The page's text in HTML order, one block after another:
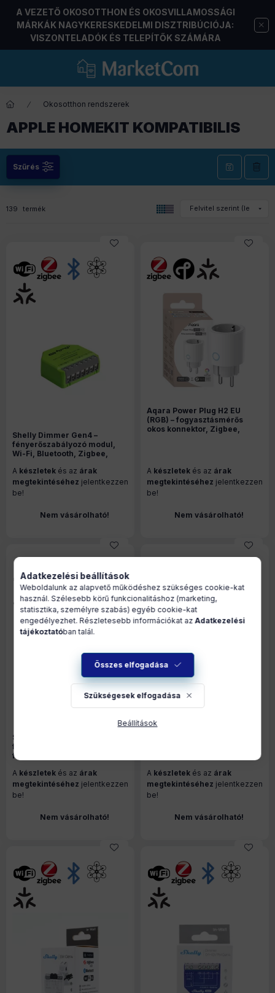
A VEZETŐ OKOSOTTHON ÉS OKOSVILLAMOSSÁGI
MÁRKÁK NAGYKERESKEDELMI DISZTRIBÚCIÓJA:
VISZONTELADÓK ÉS TELEPÍTŐK SZÁMÁRA
Okosotthon rendszerek
APPLE HOMEKIT KOMPATIBILIS
Szűrés
139 termék
Shelly Dimmer Gen4 –
fényerőszabályozó modul,
Wi-Fi, Bluetooth, Zigbee,
A készletek és az árak
megtekintéséhez jelentkezzen
be!
Nem vásárolható!
Aqara Power Plug H2 EU
(RGB) – fogyasztásmérős
okos konnektor, Zigbee,
A készletek és az árak
megtekintéséhez jelentkezzen
be!
Nem vásárolható!
Shelly Pro 3EM 120A V2 –
fogyasztásmérő, három
fázisú, 3 x 120A áramváltóval,
(SPEM-003CEBEU)
A készletek és az árak
megtekintéséhez jelentkezzen
be!
Nem vásárolható!
csőtörés, vízfolyás és eső
A készletek és az árak
megtekintéséhez jelentkezzen
be!
Nem vásárolható!
Adatkezelési beállítások
Weboldalunk az alapvető működéshez szükséges cookie-kat
használ. Szélesebb körű funkcionalitáshoz (marketing,
statisztika, személyre szabás) egyéb cookie-kat
engedélyezhet. Részletesebb információkat azAdatkezelési
tájékoztatóban talál.
Összes elfogadása
Szükségesek elfogadása
Beállítások